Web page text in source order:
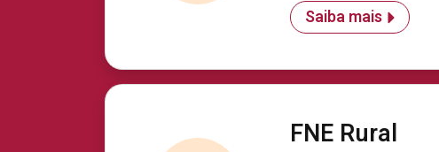
Saiba mais
FNE Rural